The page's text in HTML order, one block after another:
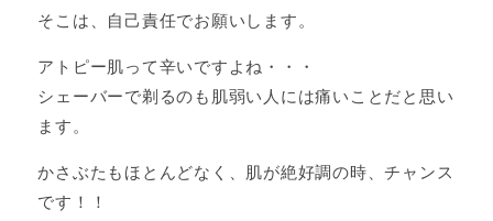
そこは、自己責任でお願いします。
アトピー肌って辛いですよね・・・
シェーバーで剃るのも肌弱い人には痛いことだと思い
ます。
かさぶたもほとんどなく、肌が絶好調の時、チャンス
です！！